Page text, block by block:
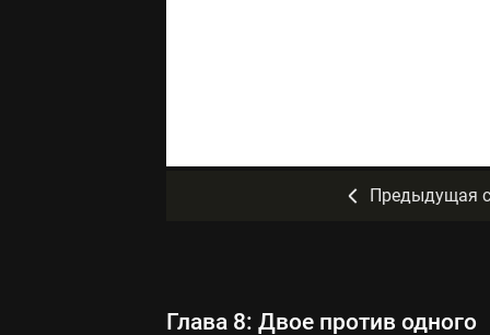
Предыдущая
Глава 8: Двое против одного